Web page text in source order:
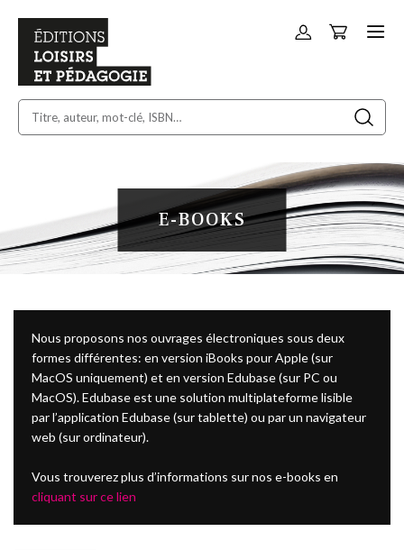
Allez
Panier
E-BOOKS
Nous proposons nos ouvrages électroniques sous deux
formes différentes: en version iBooks pour Apple (sur
MacOS uniquement) et en version Edubase (sur PC ou
MacOS). Edubase est une solution multiplateforme lisible
par l’application Edubase (sur tablette) ou par un navigateur
web (sur ordinateur).
Vous trouverez plus d’informations sur nos e-books en
cliquant sur ce lien